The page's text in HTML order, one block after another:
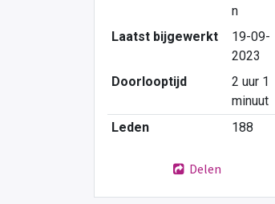
n
Laatst bijgewerkt
19-09-
2023
Doorlooptijd
2 uur 1
minuut
Leden
188
Delen